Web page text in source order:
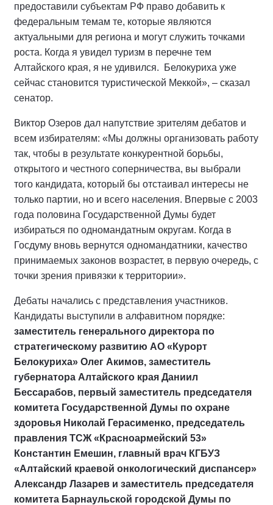
предоставили субъектам РФ право добавить к
федеральным темам те, которые являются
актуальными для региона и могут служить точками
роста. Когда я увидел туризм в перечне тем
Алтайского края, я не удивился. Белокуриха уже
сейчас становится туристической Меккой», – сказал
сенатор.
Виктор Озеров дал напутствие зрителям дебатов и
всем избирателям: «Мы должны организовать работу
так, чтобы в результате конкурентной борьбы,
открытого и честного соперничества, вы выбрали
того кандидата, который бы отстаивал интересы не
только партии, но и всего населения. Впервые с 2003
года половина Государственной Думы будет
избираться по одномандатным округам. Когда в
Госдуму вновь вернутся одномандатники, качество
принимаемых законов возрастет, в первую очередь, с
точки зрения привязки к территории».
Дебаты начались с представления участников.
Кандидаты выступили в алфавитном порядке:
заместитель генерального директора по
стратегическому развитию АО «Курорт
Белокуриха» Олег Акимов, заместитель
губернатора Алтайского края Даниил
Бессарабов, первый заместитель председателя
комитета Государственной Думы по охране
здоровья Николай Герасименко, председатель
правления ТСЖ «Красноармейский 53»
Константин Емешин, главный врач КГБУЗ
«Алтайский краевой онкологический диспансер»
Александр Лазарев и заместитель председателя
комитета Барнаульской городской Думы по